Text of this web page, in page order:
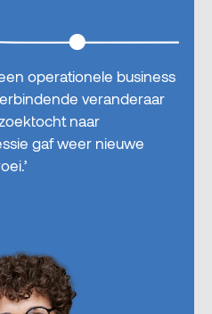
operationele business
veranderaar
naar
gaf weer nieuwe